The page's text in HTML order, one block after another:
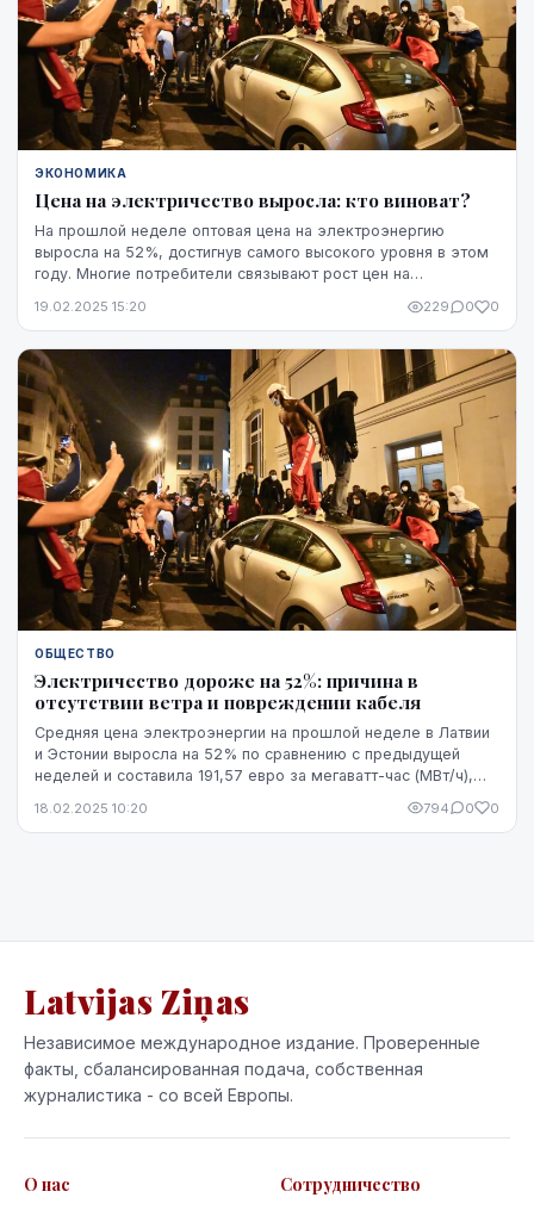
ЭКОНОМИКА
Цена на электричество выросла: кто виноват?
На прошлой неделе оптовая цена на электроэнергию
выросла на 52%, достигнув самого высокого уровня в этом
году. Многие потребители связывают рост цен на
19.02.2025 15:20 229 0 0
ОБЩЕСТВО
Электричество дороже на 52%: причина в
отсутствии ветра и повреждении кабеля
Средняя цена электроэнергии на прошлой неделе в Латвии
и Эстонии выросла на 52% по сравнению с предыдущей
неделей и составила 191,57 евро за мегаватт-час (МВт/ч),
18.02.2025 10:20 794 0 0
Latvijas Ziņas
Независимое международное издание. Проверенные
факты, сбалансированная подача, собственная
журналистика - со всей Европы.
О нас Сотрудничество